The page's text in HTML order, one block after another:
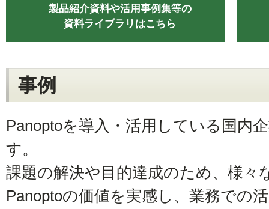
製品紹介資料や活用事例集等の
資料ライブラリはこちら
事例
Panoptoを導入・活用している国内
す。
課題の解決や目的達成のため、様々
Panoptoの価値を実感し、業務での